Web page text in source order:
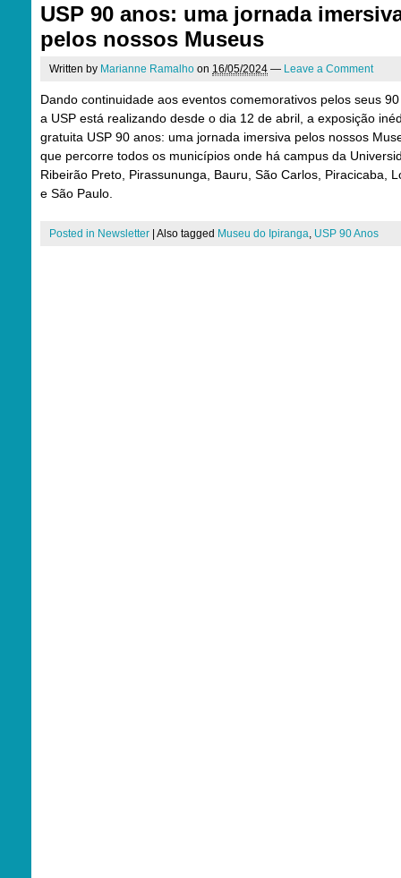
USP 90 anos: uma jornada
pelos nossos Museus
Written by Marianne Ramalho on 16/05/2024 — Leave a Comment
Dando continuidade aos eventos comemorativos pelos seus
a USP está realizando desde o dia 12 de abril, a exposição
gratuita USP 90 anos: uma jornada imersiva pelos nossos
que percorre todos os municípios onde há campus da
Ribeirão Preto, Pirassununga, Bauru, São Carlos, Piracicaba,
e São Paulo.
Posted in Newsletter Also tagged Museu do Ipiranga, USP 90 Anos